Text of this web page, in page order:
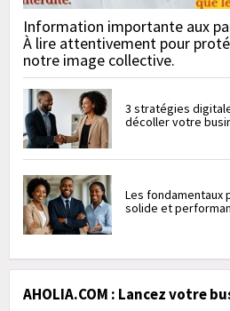
Information importante aux
À lire attentivement pour
notre image collective.
3 stratégies
décoller votre
Les fondamentaux
solide et
AHOLIA.COM : Lancez votre